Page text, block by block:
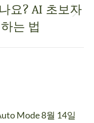
요? AI 초보자
는 법
Mode 8월 14일